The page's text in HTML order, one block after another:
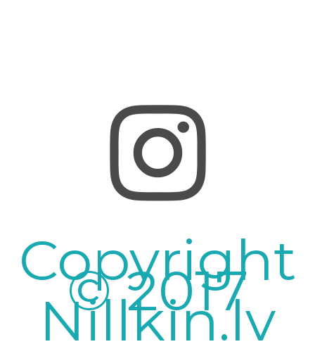
Copyright
© 2017
Nillkin.lv